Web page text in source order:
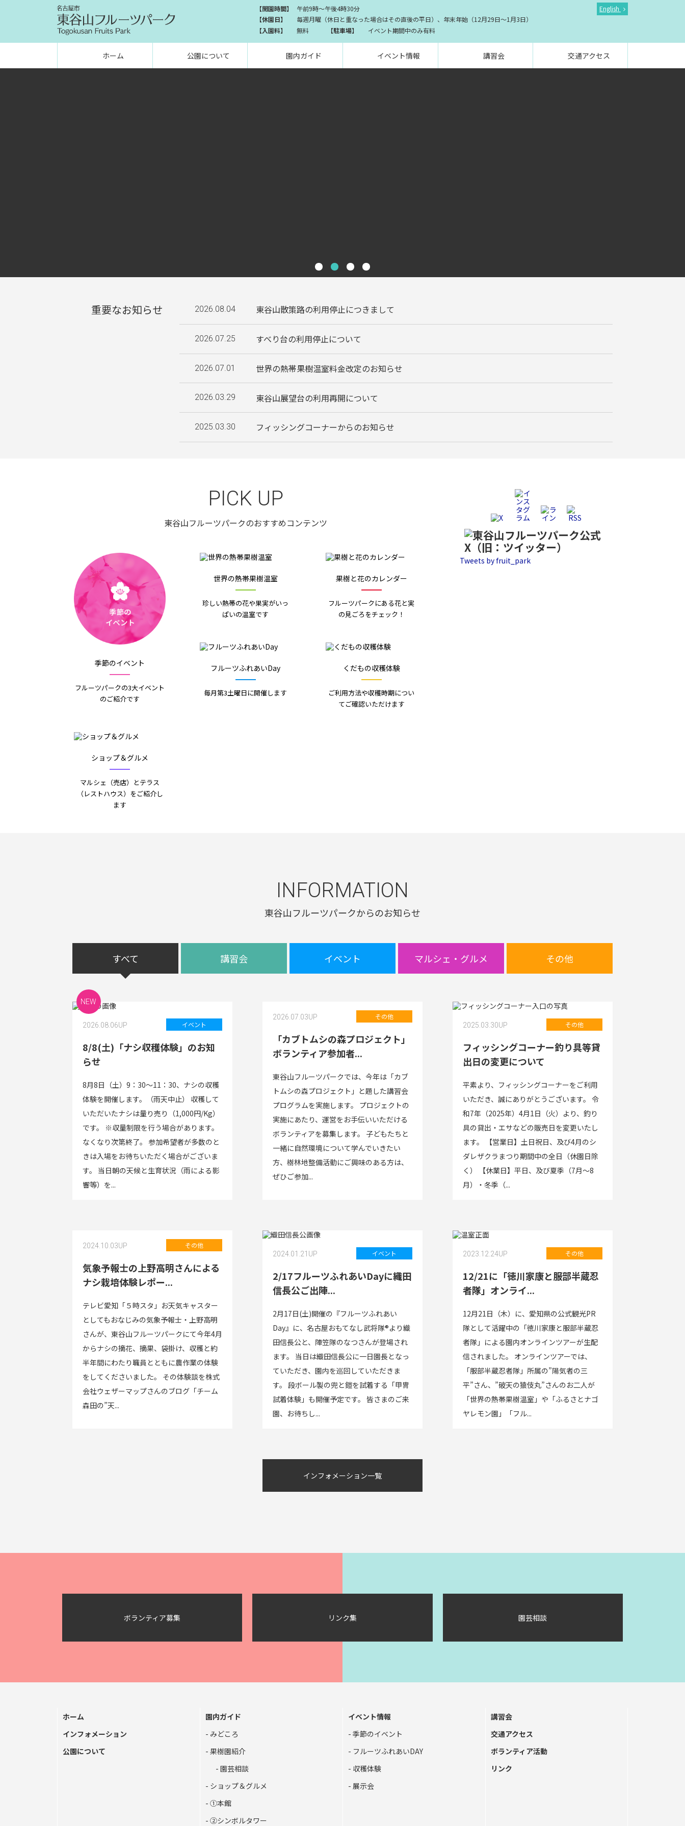
【開園時間】
午前9時～午後4時30分
【休園日】
毎週月曜（休日と重なった場合はその直後の平日）、年末年始（12月29日～1月3日）
【入園料】
無料 【駐車場】 イベント期間中のみ有料
English
ホーム 公園について 園内ガイド イベント情報 講習会 交通アクセス
重要なお知らせ 2026.08.04 東谷山散策路の利用停止につきまして
2026.07.25 すべり台の利用停止について
2026.07.01 世界の熱帯果樹温室料金改定のお知らせ
2026.03.29 東谷山展望台の利用再開について
2025.03.30 フィッシングコーナーからのお知らせ
PICK UP
東谷山フルーツパークのおすすめコンテンツ
季節のイベント
フルーツパークの3大イベント
のご紹介です
世界の熱帯果樹温室
珍しい熱帯の花や果実がいっ
ぱいの温室です
果樹と花のカレンダー
フルーツパークにある花と実
の見ごろをチェック！
フルーツふれあいDay
毎月第3土曜日に開催します
くだもの収穫体験
ご利用方法や収穫時期につい
てご確認いただけます
ショップ＆グルメ
マルシェ（売店）とテラス
（レストハウス）をご紹介し
ます
Tweets by fruit_park
INFORMATION
東谷山フルーツパークからのお知らせ
すべて 講習会 イベント マルシェ・グルメ その他
2026.08.06UP
NEW
イベント
8/8(土)「ナシ収穫体験」のお知
らせ
8月8日（土）9：30～11：30、ナシの収穫
体験を開催します。（雨天中止） 収穫して
いただいたナシは量り売り（1,000円/Kg）
です。 ※収量制限を行う場合があります。
なくなり次第終了。 参加希望者が多数のと
きは入場をお待ちいただく場合がございま
す。 当日朝の天候と生育状況（雨による影
響等）を...
2026.07.03UP その他
「カブトムシの森プロジェクト」
ボランティア参加者...
東谷山フルーツパークでは、今年は「カブ
トムシの森プロジェクト」と題した講習会
プログラムを実施します。 プロジェクトの
実施にあたり、運営をお手伝いいただける
ボランティアを募集します。 子どもたちと
一緒に自然環境について学んでいきたい
方、樹林地整備活動にご興味のある方は、
ぜひご参加...
2025.03.30UP その他
フィッシングコーナー釣り具等貸
出日の変更について
平素より、フィッシングコーナーをご利用
いただき、誠にありがとうございます。 令
和7年（2025年）4月1日（火）より、釣り
具の貸出・エサなどの販売日を変更いたし
ます。 【営業日】土日祝日、及び4月のシ
ダレザクラまつり期間中の全日（休園日除
く） 【休業日】平日、及び夏季（7月～8
月）・冬季（...
2024.10.03UP その他
気象予報士の上野高明さんによる
ナシ栽培体験レポー...
テレビ愛知「５時スタ」お天気キャスター
としてもおなじみの気象予報士・上野高明
さんが、東谷山フルーツパークにて今年4月
からナシの摘花、摘果、袋掛け、収穫と約
半年間にわたり職員とともに農作業の体験
をしてくださいました。 その体験談を株式
会社ウェザーマップさんのブログ「チーム
森田の”天...
2024.01.21 UP イベント
2/17フルーツふれあいDayに織田
信長公ご出陣...
2月17日(土)開催の『フルーツふれあい
Day』に、名古屋おもてなし武将隊®より織
田信長公と、陣笠隊のなつさんが登場され
ます。 当日は織田信長公に一日園長となっ
ていただき、園内を巡回していただきま
す。 段ボール製の兜と鎧を試着する「甲冑
試着体験」も開催予定です。 皆さまのご来
園、お待ちし...
2023.12.24UP その他
12/21に「徳川家康と服部半蔵忍
者隊」オンライ...
12月21日（木）に、愛知県の公式観光PR
隊として活躍中の「徳川家康と服部半蔵忍
者隊」による園内オンラインツアーが生配
信されました。 オンラインツアーでは、
「服部半蔵忍者隊」所属の”陽気者の三
平”さん、”破天の猿伎丸”さんのお二人が
「世界の熱帯果樹温室」や「ふるさとナゴ
ヤレモン園」「フル...
インフォメーション一覧
ボランティア募集 リンク集 園芸相談
ホーム
インフォメーション
公園について
園内ガイド
みどころ
果樹園紹介
園芸相談
ショップ＆グルメ
①本館
②シンボルタワー
イベント情報
季節のイベント
フルーツふれあいDAY
収穫体験
展示会
講習会
交通アクセス
ボランティア活動
リンク